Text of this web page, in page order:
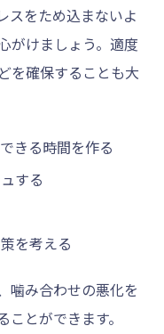
スをため込まないよ
がけましょう。適度
を確保することも大
きる時間を作る
する
を考える
噛み合わせの悪化を
とができます。